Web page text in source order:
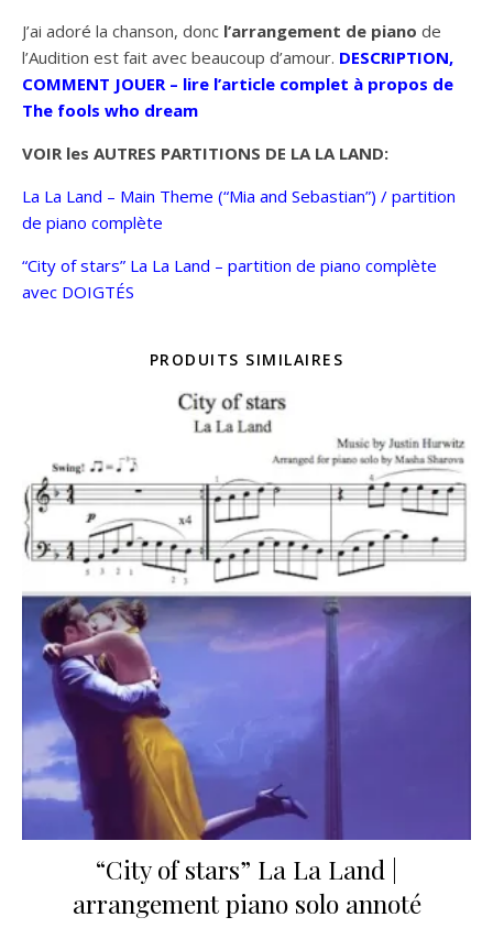
J’ai adoré la chanson, donc l’arrangement de piano de
l’Audition est fait avec beaucoup d’amour. DESCRIPTION,
COMMENT JOUER – lire l’article complet à propos de
The fools who dream
VOIR les AUTRES PARTITIONS DE LA LA LAND:
La La Land – Main Theme (“Mia and Sebastian”) / partition
de piano complète
“City of stars” La La Land – partition de piano complète
avec DOIGTÉS
PRODUITS SIMILAIRES
“City of stars” La La Land |
arrangement piano solo annoté